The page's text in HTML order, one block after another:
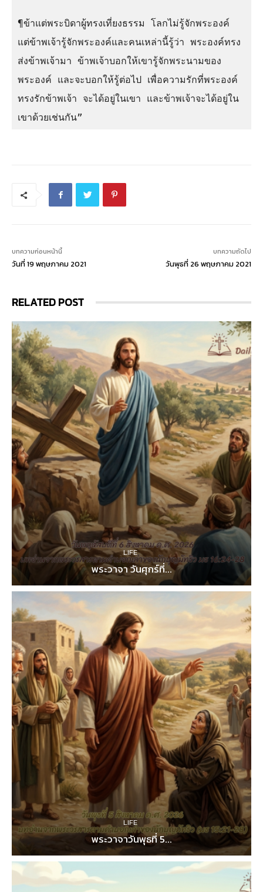
¶ข้าแต่พระบิดาผู้ทรงเที่ยงธรรม โลกไม่รู้จักพระองค์
แต่ข้าพเจ้ารู้จักพระองค์และคนเหล่านี้รู้ว่า พระองค์ทรง
ส่งข้าพเจ้ามา ข้าพเจ้าบอกให้เขารู้จักพระนามของ
พระองค์ และจะบอกให้รู้ต่อไป เพื่อความรักที่พระองค์
ทรงรักข้าพเจ้า จะได้อยู่ในเขา และข้าพเจ้าจะได้อยู่ใน
เขาด้วยเช่นกัน”
บทความก่อนหน้านี้
วันที่ 19 พฤษภาคม 2021
บทความถัดไป
วันพุธที่ 26 พฤษภาคม 2021
RELATED POST
LIFE
พระวาจา วันศุกร์ที่...
LIFE
พระวาจาวันพุธที่ 5...